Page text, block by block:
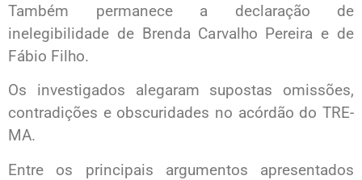
Também permanece a declaração de
inelegibilidade de Brenda Carvalho Pereira e de
Fábio Filho.
Os investigados alegaram supostas omissões,
contradições e obscuridades no acórdão do TRE-
MA.
Entre os principais argumentos apresentados